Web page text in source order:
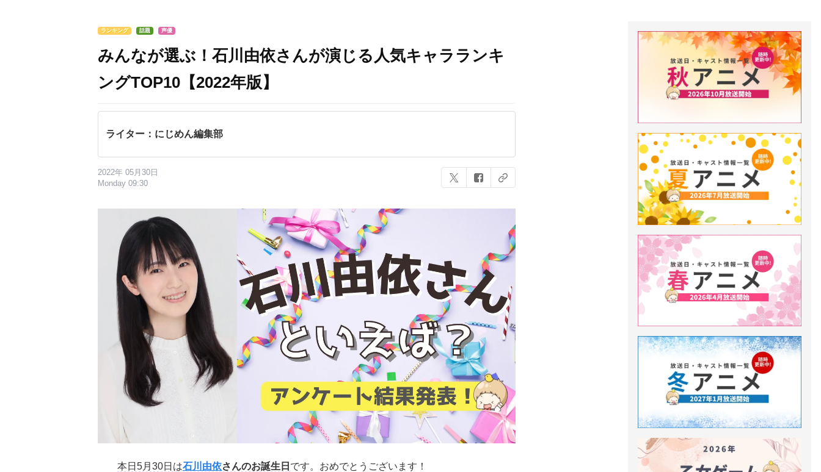
ランキング 話題 声優
みんなが選ぶ！石川由依さんが演じる人気キャラランキ
ングTOP10【2022年版】
ライター：にじめん編集部
2022年 05月30日
Monday 09:30
本日5月30日は石川由依さんのお誕生日 です。おめでとうございます！